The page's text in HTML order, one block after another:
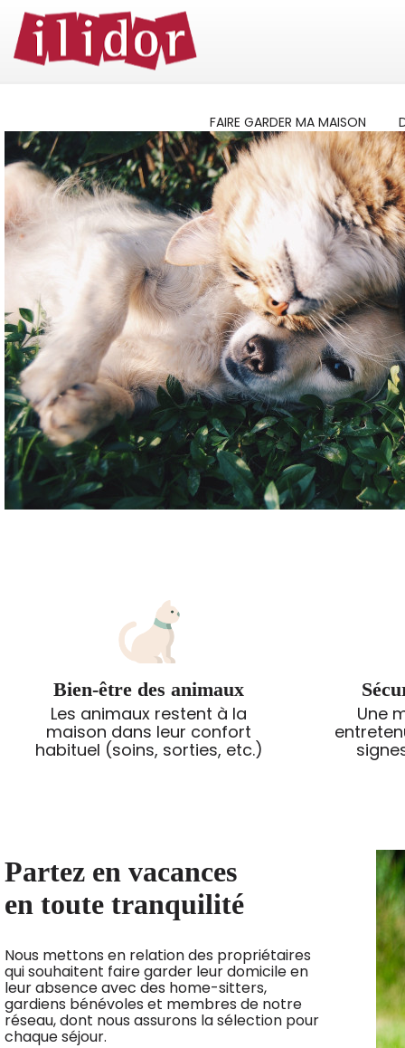
FAIRE GARDER MA MAISON
Bien-être des animaux
Les animaux restent à la
maison dans leur confort
habituel (soins, sorties, etc.)
Une
Partez en vacances
en toute tranquilité
Nous mettons en relation des propriétaires
qui souhaitent faire garder leur domicile en
leur absence avec des home-sitters,
gardiens bénévoles et membres de notre
réseau, dont nous assurons la sélection pour
chaque séjour.